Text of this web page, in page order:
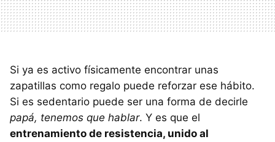
Si ya es activo físicamente encontrar unas
zapatillas como regalo puede reforzar ese hábito.
Si es sedentario puede ser una forma de decirle
papá, tenemos que hablar. Y es que el
entrenamiento de resistencia, unido al